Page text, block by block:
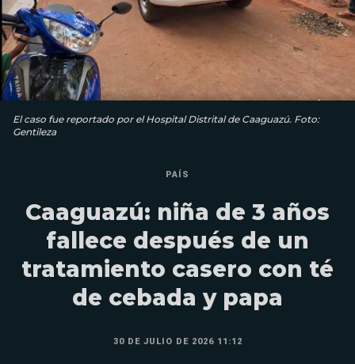
El caso fue reportado por el Hospital Distrital de Caaguazú. Foto:
Gentileza
PAÍS
Caaguazú: niña de 3 años
fallece después de un
tratamiento casero con té
de cebada y papa
30 DE JULIO DE 2026 11:12